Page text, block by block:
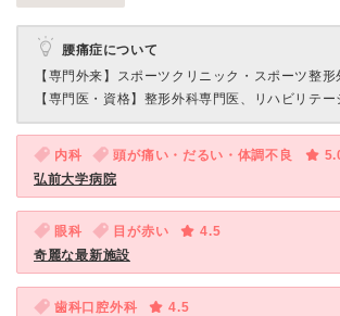
腰痛症について
【専門外来】 スポーツクリニック・スポーツ整形
【専門医・資格】 整形外科専門医、リハビリテー
内科 頭が痛い・だるい・体調不良
弘前大学病院
眼科 目が赤い
4.5
奇麗な最新施設
歯科口腔外科
4.5